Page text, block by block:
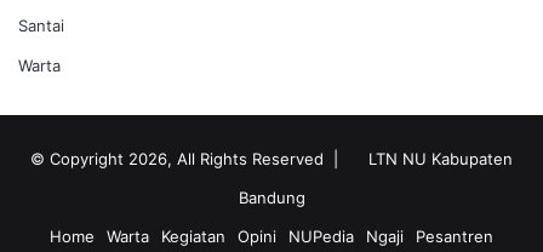
Santai
Warta
© Copyright 2026, All Rights Reserved |
LTN NU Kabupaten
Bandung
Home
Warta Kegiatan Opini NUPedia Ngaji Pesantren